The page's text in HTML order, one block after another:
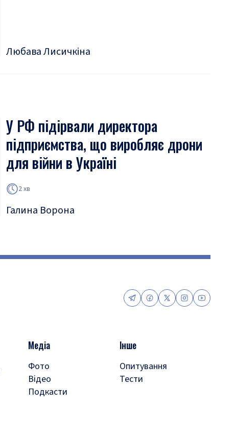
Любава Лисичкіна
У РФ підірвали директора
підприємства, що виробляє дрони
для війни в Україні
2 хв
Галина Ворона
Медіа
Фото
Відео
Подкасти
Інше
Опитування
Тести